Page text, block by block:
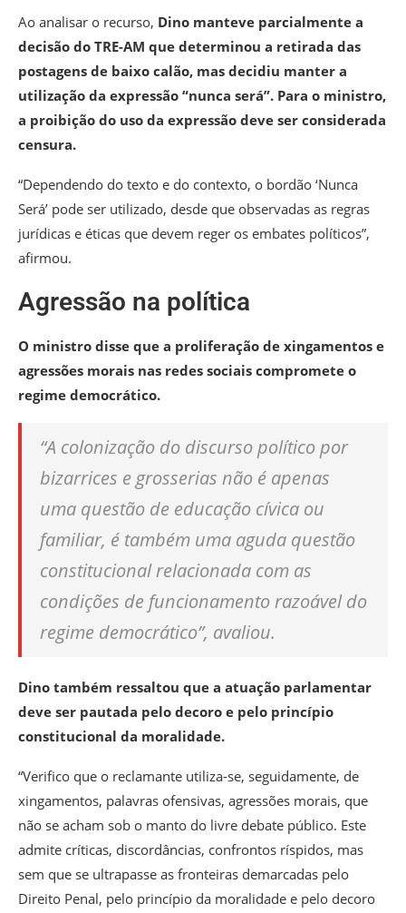
Ao analisar o recurso, Dino manteve parcialmente a
decisão do TRE-AM que determinou a retirada das
postagens de baixo calão, mas decidiu manter a
utilização da expressão “nunca será”. Para o ministro,
a proibição do uso da expressão deve ser considerada
censura.
“Dependendo do texto e do contexto, o bordão ‘Nunca
Será’ pode ser utilizado, desde que observadas as regras
jurídicas e éticas que devem reger os embates políticos”,
afirmou.
Agressão na política
O ministro disse que a proliferação de xingamentos e
agressões morais nas redes sociais compromete o
regime democrático.
“A colonização do discurso político por
bizarrices e grosserias não é apenas
uma questão de educação cívica ou
familiar, é também uma aguda questão
constitucional relacionada com as
condições de funcionamento razoável do
regime democrático”, avaliou.
Dino também ressaltou que a atuação parlamentar
deve ser pautada pelo decoro e pelo princípio
constitucional da moralidade.
“Verifico que o reclamante utiliza-se, seguidamente, de
xingamentos, palavras ofensivas, agressões morais, que
não se acham sob o manto do livre debate público. Este
admite críticas, discordâncias, confrontos ríspidos, mas
sem que se ultrapasse as fronteiras demarcadas pelo
Direito Penal, pelo princípio da moralidade e pelo decoro